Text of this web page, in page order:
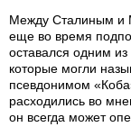
Между Сталиным и
еще во время
оставался одним
которые могли
псевдонимом
расходились во
он всегда может